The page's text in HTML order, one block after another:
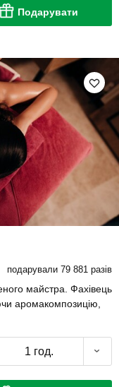
Подарувати
подарували 79 881 разів
майстра. Фахівець
аромакомпозицію,
1 год.